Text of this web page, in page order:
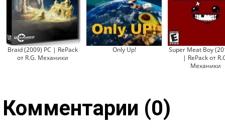
Braid (2009) PC | RePack
от R.G. Механики
Only Up!
Super Meat Boy
| RePack от
Механики
Комментарии (0)